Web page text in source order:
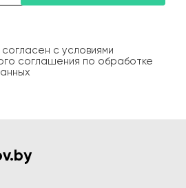
с условиями
соглашения по обработке